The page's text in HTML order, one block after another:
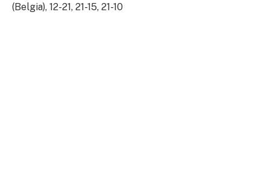
(Belgia), 12-21, 21-15, 21-10